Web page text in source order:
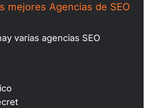
mejores Agencias de SEO
varias agencias SEO